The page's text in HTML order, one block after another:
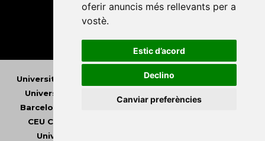
oferir anuncis més rellevants per a
vostè.
Estic d’acord
Declino
Canviar preferències
Universitat Abat Oliba CEU •Universitat d'Alacant
Universitat d'Andorra
Barcelona
Universitat de Barcelona
CEU Cardenal Herrera
Universitat de les Illes Balears